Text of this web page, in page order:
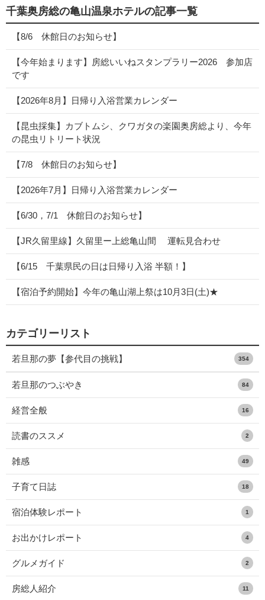
千葉奥房総の亀山温泉ホテルの記事一覧
【8/6 休館日のお知らせ】
【今年始まります】房総いいねスタンプラリー2026 参加店
です
【2026年8月】日帰り入浴営業カレンダー
【昆虫採集】カブトムシ、クワガタの楽園奥房総より、今年
の昆虫リトリート状況
【7/8 休館日のお知らせ】
【2026年7月】日帰り入浴営業カレンダー
【6/30，7/1 休館日のお知らせ】
【JR久留里線】久留里ー上総亀山間 運転見合わせ
【6/15 千葉県民の日は日帰り入浴 半額！】
【宿泊予約開始】今年の亀山湖上祭は10月3日(土)★
カテゴリーリスト
若旦那の夢【参代目の挑戦】 354
若旦那のつぶやき 84
経営全般 16
読書のススメ 2
雑感 49
子育て日誌 18
宿泊体験レポート 1
お出かけレポート 4
グルメガイド 2
房総人紹介 11